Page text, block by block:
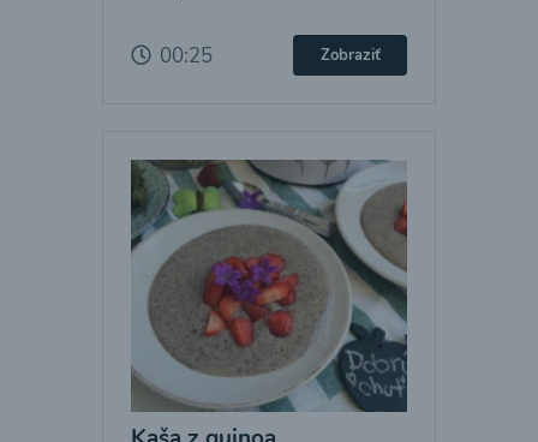
00:25 Zobraziť